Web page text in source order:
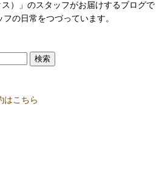
）」のスタッフがお届けするブログで
の日常をつづっています。
はこちら